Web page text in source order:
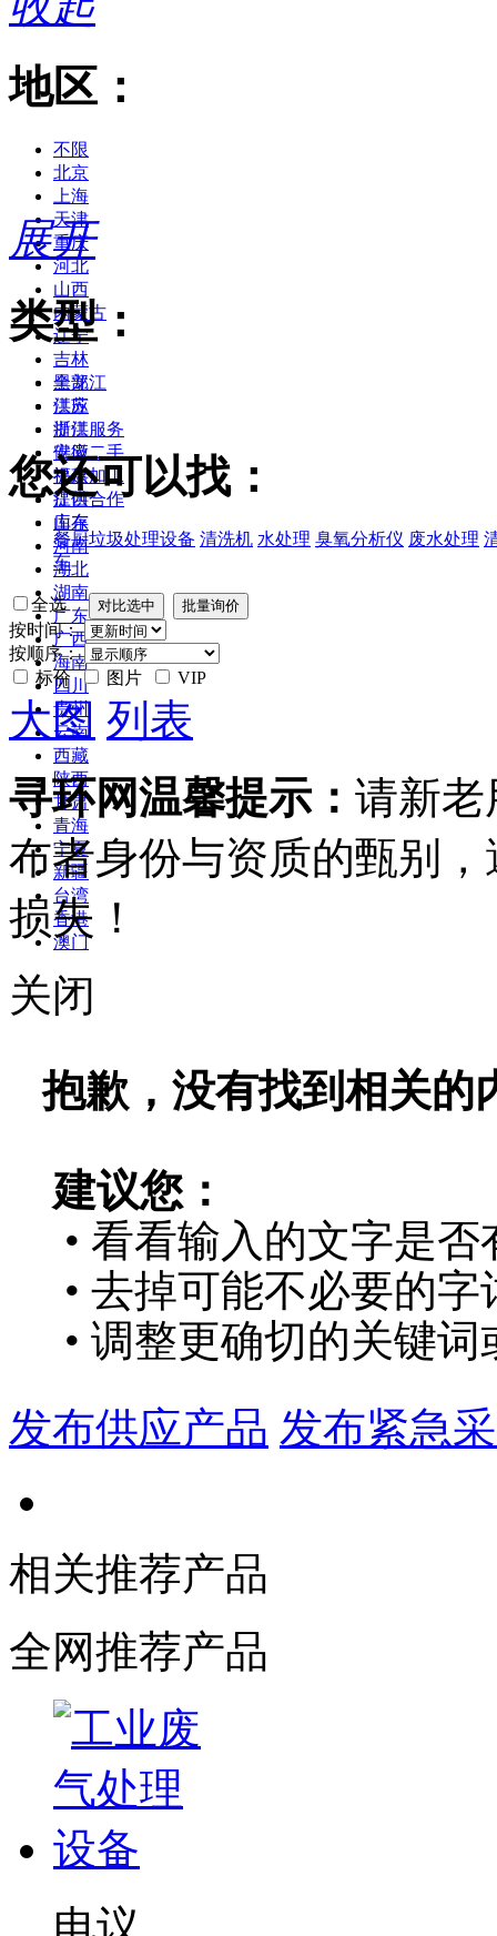
地区：
不限
北京
上海
天津
重庆
河北
山西
内蒙古
辽宁
吉林
黑龙江
江苏
浙江
安徽
福建
江西
山东
河南
湖北
湖南
广东
广西
海南
四川
贵州
云南
西藏
陕西
甘肃
青海
宁夏
新疆
台湾
香港
澳门
展开
类型：
全部
供应
提供服务
供应二手
提供加工
提供合作
库存
您还可以找：
餐厨垃圾处理设备 清洗机 水处理 臭氧分析仪 废水处理
车
全选
按时间：
按顺序：
标价
图片 VIP
大图 列表
寻环网温馨提示： 请新老
布者身份与资质的甄别
损失！
关闭
抱歉，没有找到相关的
建议您：
• 看看输入的文字是否
• 去掉可能不必要的字
• 调整更确切的关键
发布供应产品 发布紧急
相关推荐产品
全网推荐产品
电议